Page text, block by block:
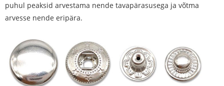
puhul peaksid arvestama nende tavapärasusega ja võtma
arvesse nende eripära.